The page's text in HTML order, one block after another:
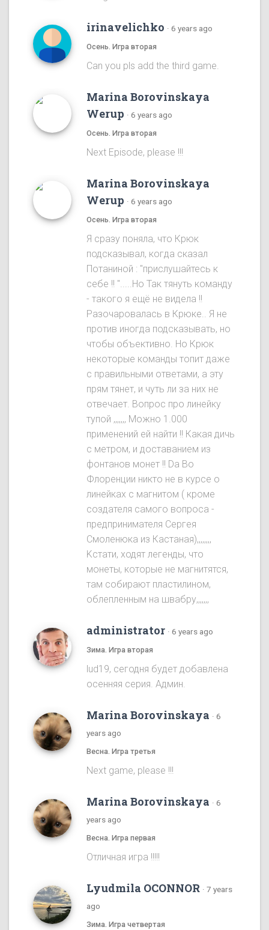
irinavelichko · 6 years ago
Осень. Игра вторая
Can you pls add the third game.
Marina Borovinskaya
Werup · 6 years ago
Осень. Игра вторая
Next Episode, please !!!
Marina Borovinskaya
Werup · 6 years ago
Осень. Игра вторая
Я сразу понялa, что Крюк
подсказывал, когда сказал
Потаниной : "прислушайтесь к
себе !! ".....Ho Так тянуть команду
- такого я ещё не видела !!
Разочаровалась в Крюке.. Я не
против иногда подсказывать, но
чтобы объективно. Ho Крюк
некоторые команды топит даже
с правильными ответами, а эту
прям тянет, и чуть ли за них не
отвечает. Вопрос про линейку
тупой ,,,,,,, Можно 1.000
применений ей найти !! Какая дичь
с метром, и доставанием из
фонтанов монет !! Da Во
Флоренции никто не в курсе о
линейках с магнитом ( кроме
создателя самого вопроса -
предпринимателя Сергея
Смоленюка из Кастаная),,,,,,,,
Kстати, ходят легенды, что
монеты, которые не магнитятся,
там собирают пластилином,
облепленным на швабру,,,,,,,
administrator · 6 years ago
Зима. Игра вторая
lud19, сегодня будет добавлена
осенняя серия. Админ.
Marina Borovinskaya · 6
years ago
Весна. Игра третья
Next game, please !!!
Marina Borovinskaya · 6
years ago
Весна. Игра первая
Отличная игра !!!!!
Lyudmila OCONNOR · 7 years
ago
Зима. Игра четвертая